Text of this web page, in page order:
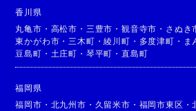
香川県
丸亀市 ・ 高松市 ・ 三豊市 ・観音寺市 ・ さぬき
東かがわ市 ・ 三木町 ・綾川町 ・ 多度津町 ・ ま
豆島町 ・ 土庄町 ・ 琴平町 ・直島町
福岡県
福岡市 ・ 北九州市 ・ 久留米市 ・ 福岡市東区 ・